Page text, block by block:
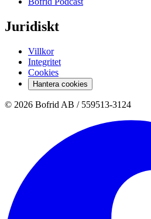
Juridiskt
Villkor
Integritet
Cookies
Hantera cookies
© 2026 Bofrid AB / 559513-3124